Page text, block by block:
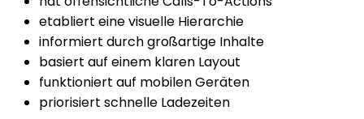
etabliert eine visuelle Hierarchie
informiert durch großartige Inhalte
basiert auf einem klaren Layout
funktioniert auf mobilen Geräten
priorisiert schnelle Ladezeiten